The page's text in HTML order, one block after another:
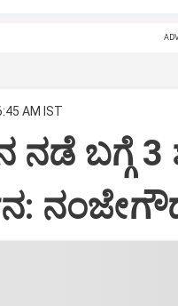
AM IST
ನಡೆ ಬಗ್ಗೆ 3